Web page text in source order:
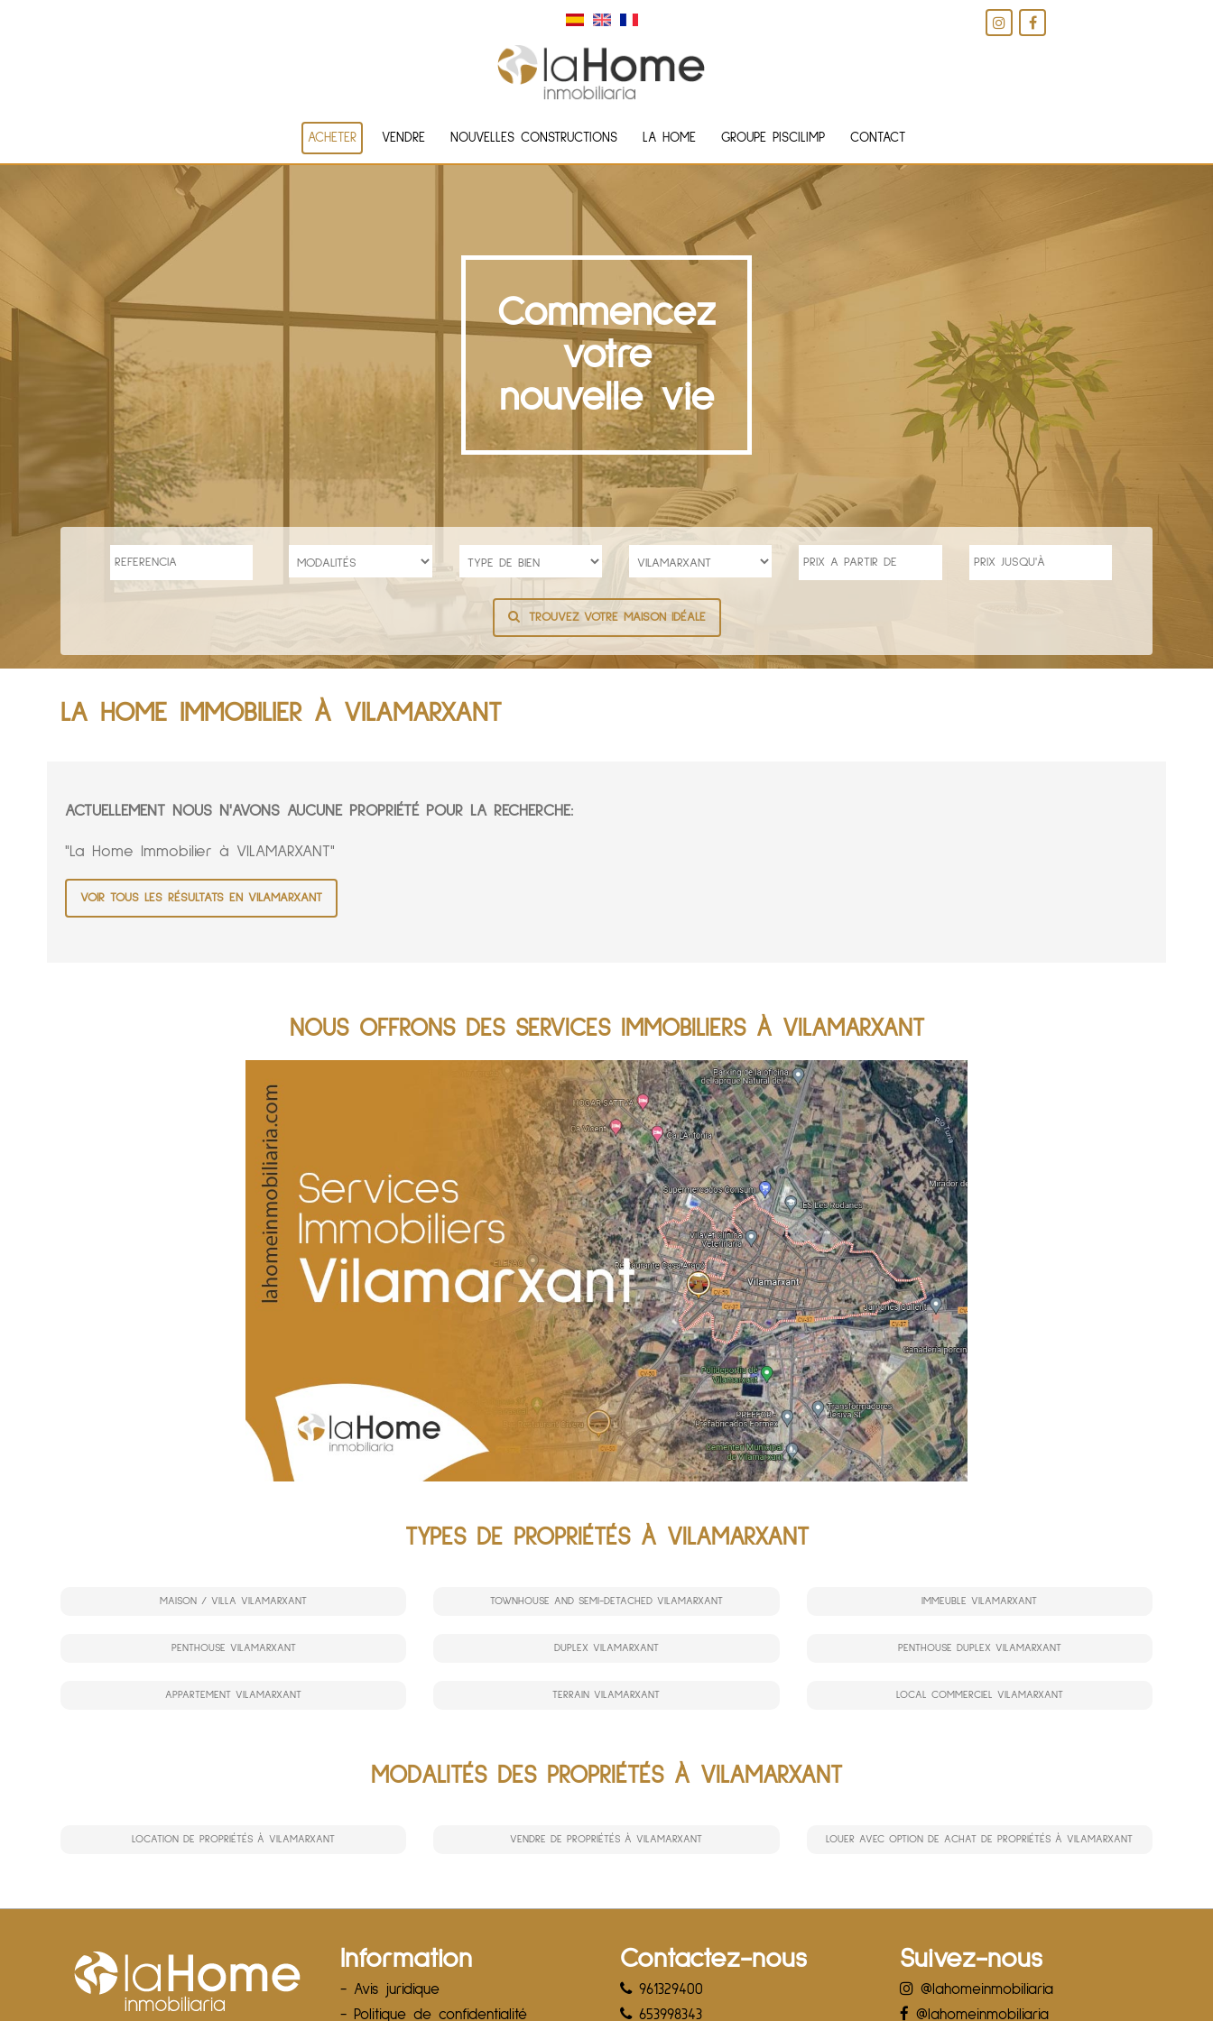
ACHETER VENDRE NOUVELLES CONSTRUCTIONS LA HOME GROUPE PISCILIMP CONTACT
Commencez
votre
nouvelle vie
TROUVEZ VOTRE MAISON IDÉALE
LA HOME IMMOBILIER À VILAMARXANT
ACTUELLEMENT NOUS N'AVONS AUCUNE PROPRIÉTÉ POUR LA RECHERCHE:
"La Home Immobilier à VILAMARXANT"
VOIR TOUS LES RÉSULTATS EN VILAMARXANT
NOUS OFFRONS DES SERVICES IMMOBILIERS À VILAMARXANT
TYPES DE PROPRIÉTÉS À VILAMARXANT
MAISON / VILLA VILAMARXANT TOWNHOUSE AND SEMI-DETACHED VILAMARXANT IMMEUBLE VILAMARXANT
PENTHOUSE VILAMARXANT DUPLEX VILAMARXANT PENTHOUSE DUPLEX VILAMARXANT
APPARTEMENT VILAMARXANT TERRAIN VILAMARXANT LOCAL COMMERCIEL VILAMARXANT
MODALITÉS DES PROPRIÉTÉS À VILAMARXANT
LOCATION DE PROPRIÉTÉS À VILAMARXANT VENDRE DE PROPRIÉTÉS À VILAMARXANT LOUER AVEC OPTION DE ACHAT DE PROPRIÉTÉS À VILAMARXANT
Information
- Avis juridique
- Politique de confidentialité
Contactez-nous
961329400
653998343
Suivez-nous
@lahomeinmobiliaria
@lahomeinmobiliaria